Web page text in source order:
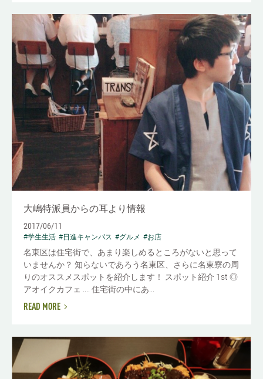
大嶋特派員からの耳より情報
2017/06/11
#学生生活 #日進キャンパス #グルメ #お店
名東区は住宅街で、あまり楽しめるところがないと思って
いませんか？ 知らないであろう名東区、さらに名東寮の周
りのオススメスポットを紹介します！ スポット紹介 1st ◎
アオイクカフェ .... 住宅街の中にあ...
READ MORE